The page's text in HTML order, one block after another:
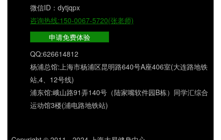
微信ID：dytjqpx
咨询热线:150-0067-5720(张老师)
申请免费体验
QQ:626614812
杨浦总馆:上海市杨浦区昆明路640号A座406室(大连路地铁
站,4、12号线)
浦东馆:峨山路91弄140号（陆家嘴软件园B栋）同学汇综合
运动馆3楼(浦电路地铁站)